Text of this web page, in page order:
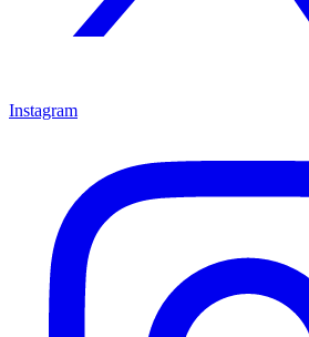
Instagram